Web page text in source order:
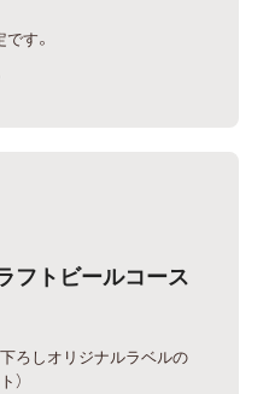
す。
フトビールコース
ろしオリジナルラベルの
）